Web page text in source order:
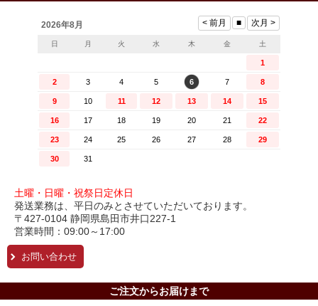
土曜・日曜・祝祭日定休日
発送業務は、平日のみとさせていただいております。
〒427-0104 静岡県島田市井口227-1
営業時間：09:00～17:00
お問い合わせ
ご注文からお届けまで